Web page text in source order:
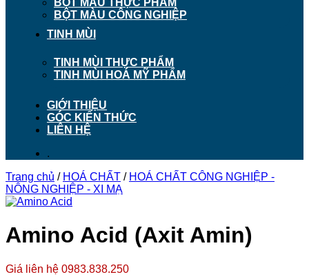
BỘT MÀU THỰC PHẨM
BỘT MÀU CÔNG NGHIỆP
TINH MÙI
TINH MÙI THỰC PHẨM
TINH MÙI HOÁ MỸ PHẨM
GIỚI THIỆU
GÓC KIẾN THỨC
LIÊN HỆ
.
Trang chủ / HOÁ CHẤT / HOÁ CHẤT CÔNG NGHIỆP -
NÔNG NGHIỆP - XI MẠ
Amino Acid (Axit Amin)
Giá liên hệ 0983.838.250